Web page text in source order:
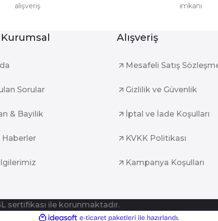
alışveriş
imkanı
Kurumsal
Sorular
& Bayilik
Alışveriş
Mesafeli Satış
Gizlilik ve Güvenlik
İptal ve İade Koşulları
KVKK Politikası
Kampanya Koşulları
sertifikası ile korunmaktadır.
ideasoft e-